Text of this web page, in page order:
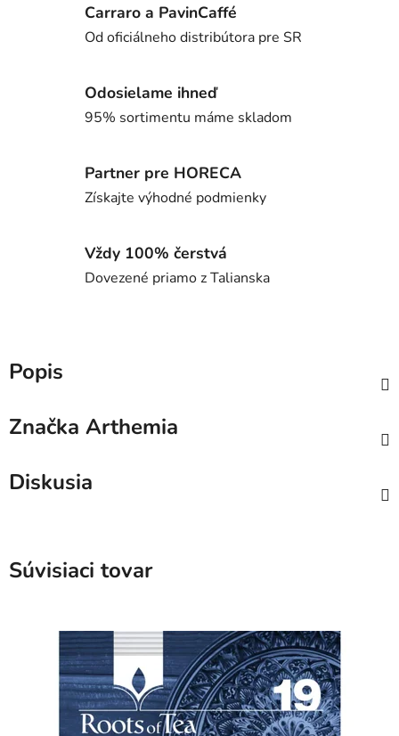
Carraro a PavinCaffé
Od oficiálneho distribútora pre SR
Odosielame ihneď
95% sortimentu máme skladom
Partner pre HORECA
Získajte výhodné podmienky
Vždy 100% čerstvá
Dovezené priamo z Talianska
Popis
Značka Arthemia
Diskusia
Súvisiaci tovar